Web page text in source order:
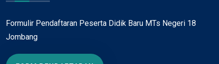
Formulir Pendaftaran Peserta Didik Baru MTs Negeri 18
Jombang